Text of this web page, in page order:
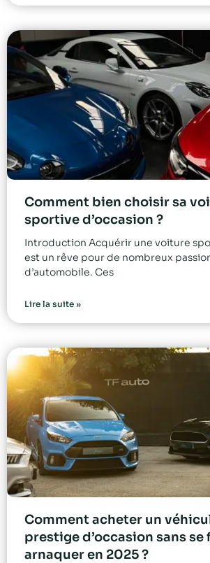
Comment bien choisir sa
sportive d’occasion ?
Introduction Acquérir une voiture
est un rêve pour de nombreux
d’automobile. Ces
Lire la suite »
Comment acheter un
prestige d’occasion sans se
arnaquer en 2025 ?